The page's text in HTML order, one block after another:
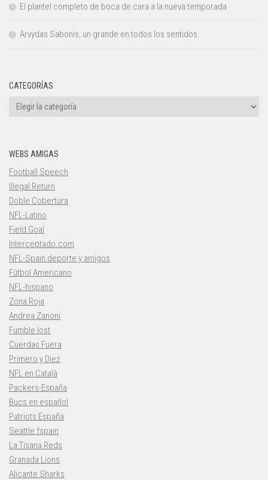
El plantel completo de boca de cara a la nueva temporada
Arvydas Sabonis, un grande en todos los sentidos
CATEGORÍAS
Categorías
WEBS AMIGAS
Football Speech
Illegal Return
Doble Cobertura
NFL-Latino
Field Goal
Interceptado.com
NFL-Spain deporte y amigos
Fútbol Americano
NFL-hispano
Zona Roja
Andrea Zanoni
Fumble lost
Cuerdas Fuera
Primero y Diez
NFL en Català
Packers-España
Bucs en español
Patriots España
Seattle fspain
La Tisana Reds
Granada Lions
Alicante Sharks